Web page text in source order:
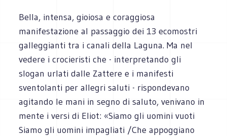
Bella, intensa, gioiosa e coraggiosa
manifestazione al passaggio dei 13 ecomostri
galleggianti tra i canali della Laguna. Ma nel
vedere i crocieristi che - interpretando gli
slogan urlati dalle Zattere e i manifesti
sventolanti per allegri saluti - rispondevano
agitando le mani in segno di saluto, venivano in
mente i versi di Eliot: «Siamo gli uomini vuoti
Siamo gli uomini impagliati /Che appoggiano